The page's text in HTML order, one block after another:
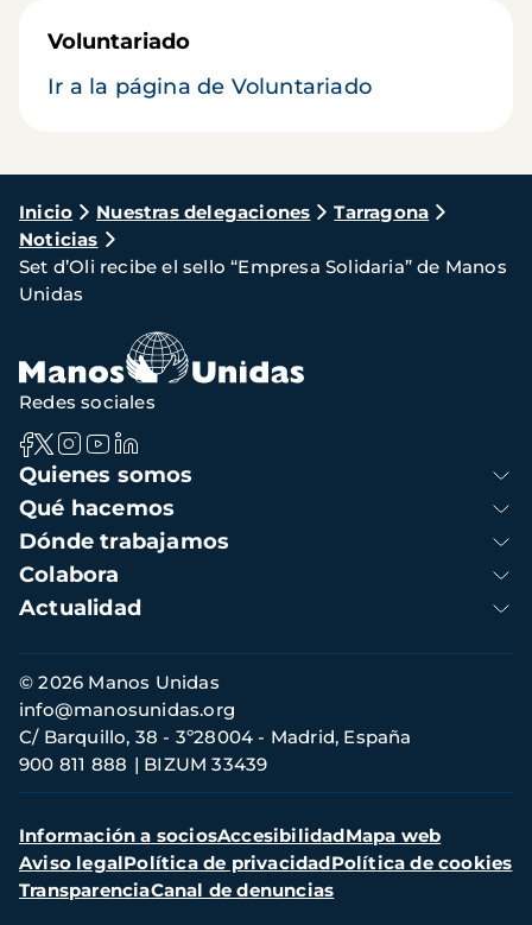
Voluntariado
Ir a la página de Voluntariado
Ruta
de
navegación
Inicio Nuestras delegaciones
Tarragona
Noticias
Set d’Oli recibe el sello “Empresa Solidaria” de Manos
Unidas
Navegación
principal
Quienes somos
Qué hacemos
Dónde trabajamos
Colabora
Actualidad
Redes sociales
Información
de
contacto
© 2026 Manos Unidas
C/ Barquillo, 38 - 3º28004 - Madrid, España
900 811 888
BIZUM 33439
info@manosunidas.org
Menú
secundario
Información a sociosAccesibilidadMapa web
Aviso legalPolítica de privacidadPolítica de cookies
TransparenciaCanal de denuncias